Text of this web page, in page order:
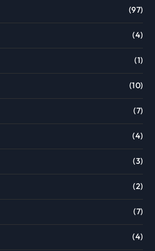
(97)
(4)
(1)
(10)
(7)
(4)
(3)
(2)
(7)
(4)